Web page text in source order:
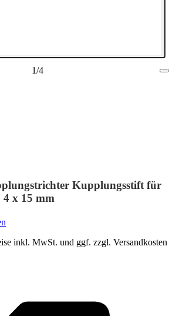
1/4
Kupplungsstift für
4 x 15 mm
inkl. MwSt. und ggf. zzgl. Versandkosten